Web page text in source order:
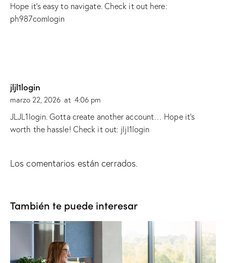
Hope it’s easy to navigate. Check it out here:
ph987comlogin
jljl1login
marzo 22, 2026 at 4:06 pm
JLJL1login. Gotta create another account… Hope it’s
worth the hassle! Check it out: jljl1login
Los comentarios están cerrados.
También te puede interesar